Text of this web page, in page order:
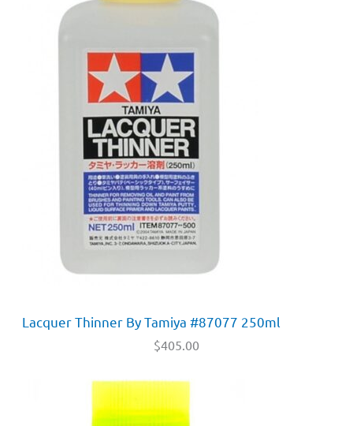
Lacquer Thinner By Tamiya #87077 250ml
$405.00